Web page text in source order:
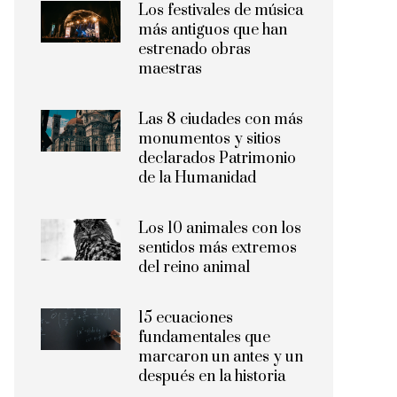
Los festivales de música
más antiguos que han
estrenado obras
maestras
Las 8 ciudades con más
monumentos y sitios
declarados Patrimonio
de la Humanidad
Los 10 animales con los
sentidos más extremos
del reino animal
15 ecuaciones
fundamentales que
marcaron un antes y un
después en la historia